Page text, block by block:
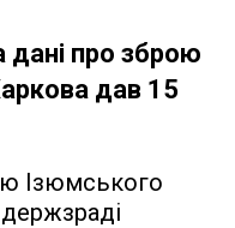
дані про зброю
дав 15
Ізюмського